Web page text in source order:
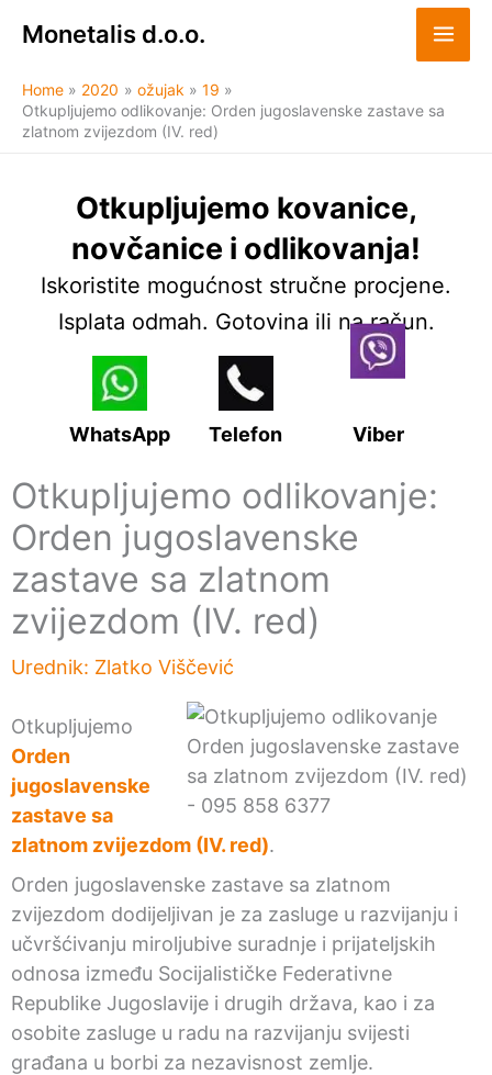
Monetalis d.o.o.
Home 2020 ožujak
19
Otkupljujemo odlikovanje: Orden jugoslavenske zastave sa
zlatnom zvijezdom (IV. red)
Otkupljujemo kovanice,
novčanice i odlikovanja!
Iskoristite mogućnost stručne procjene.
Isplata odmah. Gotovina ili na račun.
WhatsApp Viber
Telefon
Otkupljujemo odlikovanje:
Orden jugoslavenske
zastave sa zlatnom
zvijezdom (IV. red)
Urednik: Zlatko Viščević
Otkupljujemo
Orden
jugoslavenske
zastave sa
zlatnom zvijezdom (IV. red).
Orden jugoslavenske zastave sa zlatnom
zvijezdom dodijeljivan je za zasluge u razvijanju i
učvršćivanju miroljubive suradnje i prijateljskih
odnosa između Socijalističke Federativne
Republike Jugoslavije i drugih država, kao i za
osobite zasluge u radu na razvijanju svijesti
građana u borbi za nezavisnost zemlje.